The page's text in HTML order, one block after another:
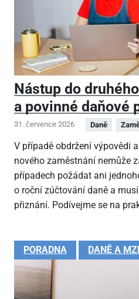
Nástup do
a povinné daňové
31. července 2026 Daně
V případě obdržení výpovědi
nového zaměstnání nemůže
případech požádat ani
o roční zúčtování daně a
přiznání. Podívejme se na
PORADNA DANĚ A